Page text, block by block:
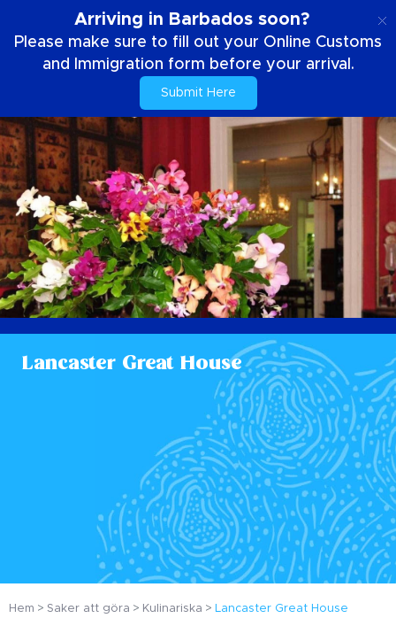
Arriving in Barbados soon?
Please make sure to fill out your Online Customs
and Immigration form before your arrival.
Submit Here
Lancaster Great House
Hem Saker att göra Kulinariska Lancaster Great House